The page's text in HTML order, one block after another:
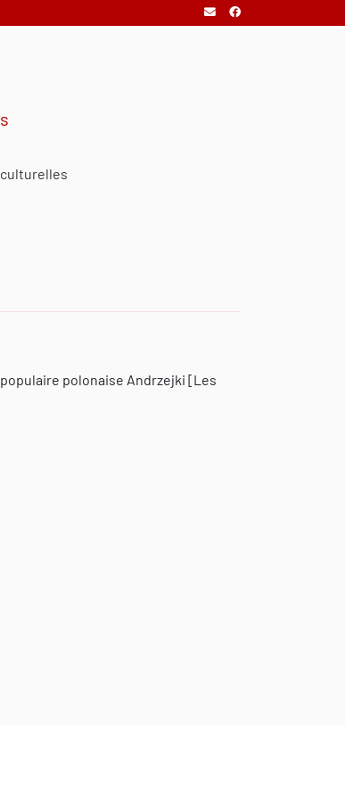
polonaise Andrzejki [Les